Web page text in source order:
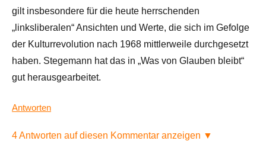
gilt insbesondere für die heute herrschenden
„linksliberalen“ Ansichten und Werte, die sich im Gefolge
der Kulturrevolution nach 1968 mittlerweile durchgesetzt
haben. Stegemann hat das in „Was von Glauben bleibt“
gut herausgearbeitet.
Antworten
4 Antworten auf diesen Kommentar anzeigen ▼